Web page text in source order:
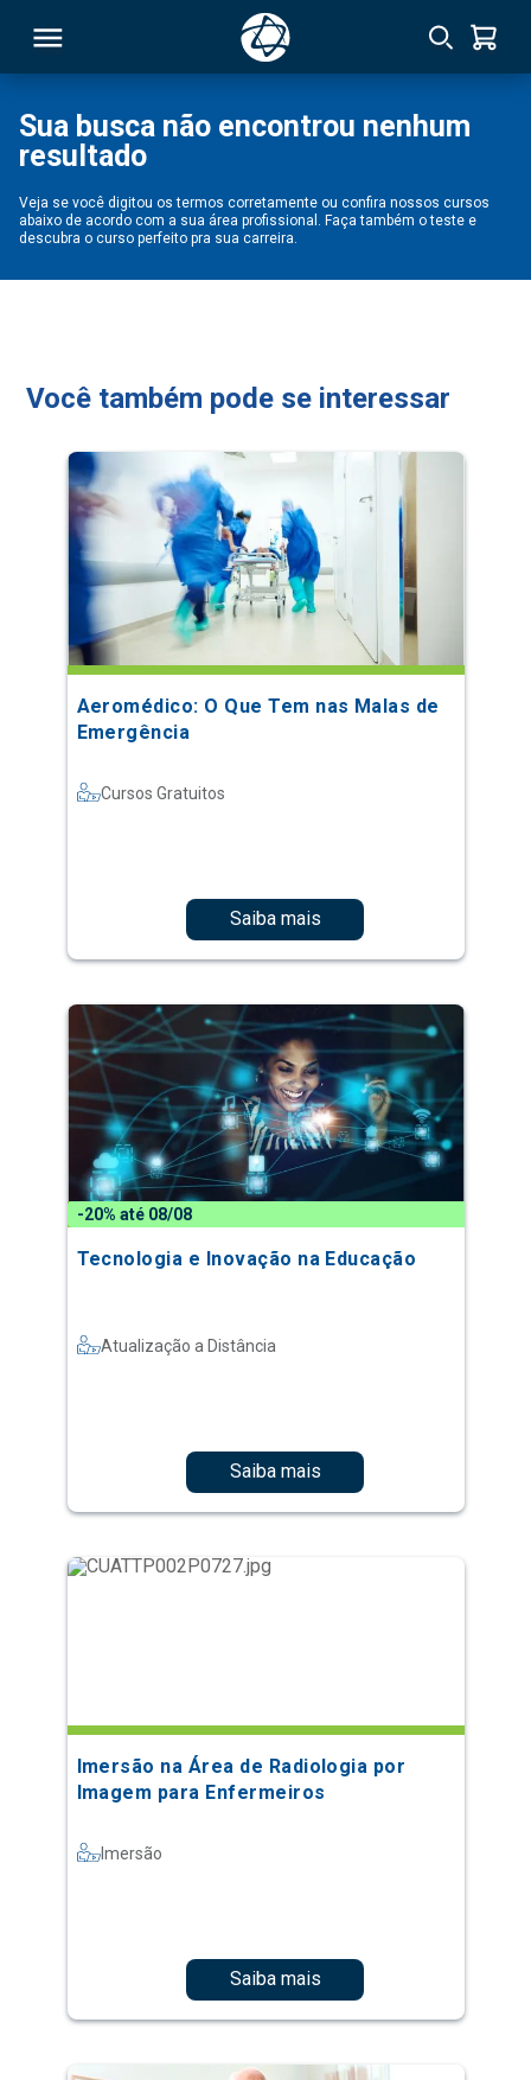
Sua busca não encontrou nenhum
resultado
Veja se você digitou os termos corretamente ou confira nossos cursos
abaixo de acordo com a sua área profissional. Faça também o teste e
descubra o curso perfeito pra sua carreira.
Você também pode se interessar
Aeromédico: O Que Tem nas Malas de
Emergência
Cursos Gratuitos
Saiba mais
-20% até 08/08
Tecnologia e Inovação na Educação
Atualização a Distância
Saiba mais
Imersão na Área de Radiologia por
Imagem para Enfermeiros
Imersão
Saiba mais